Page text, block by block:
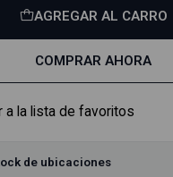
AGREGAR AL CARRO
COMPRAR AHORA
a la lista de favoritos
de ubicaciones